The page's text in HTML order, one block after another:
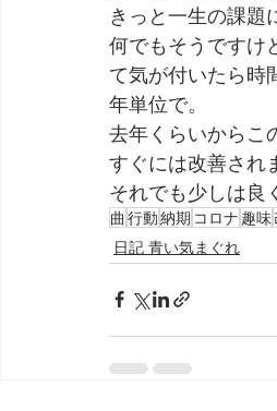
きっと一生の課題
何でもそうですけ
て気が付いたら時
年単位で。
去年くらいからこ
すぐには改善され
それでも少しは良
曲 行動納期 コロナ 趣味
日記 青い気まぐれ